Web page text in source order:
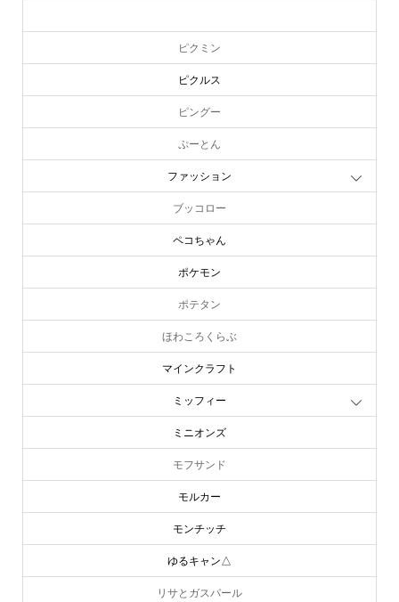
ピクミン
ピクルス
ピングー
ぷーとん
ファッション
ブッコロー
ペコちゃん
ポケモン
ポテタン
ほわころくらぶ
マインクラフト
ミッフィー
ミニオンズ
モフサンド
モルカー
モンチッチ
ゆるキャン△
リサとガスパール